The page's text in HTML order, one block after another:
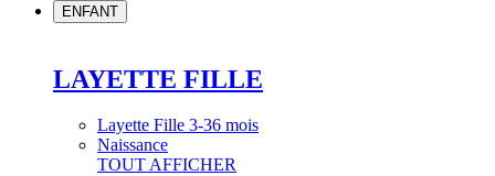
ENFANT
LAYETTE FILLE
Layette Fille 3-36 mois
Naissance
TOUT AFFICHER